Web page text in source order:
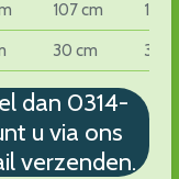
107 cm 107
30 cm 30
dan 0314-
u via ons
verzenden.